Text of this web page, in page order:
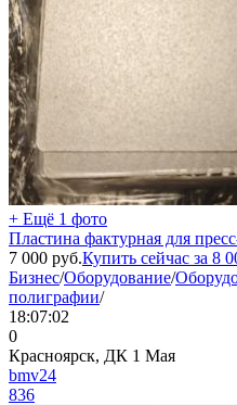
+ Ещё 1 фото
Пластина фактурная для
7 000 руб.Купить сейчас за 8
Бизнес/Оборудование/
полиграфии/
18:07:02
0
Красноярск, ДК 1 Мая
bmv24
836